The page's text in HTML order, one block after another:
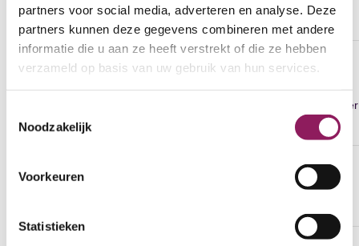
partners voor social media, adverteren en analyse. Deze
partners kunnen deze gegevens combineren met andere
informatie die u aan ze heeft verstrekt of die ze hebben
verzameld op basis van uw gebruik van hun services.
Noodzakelijk
Voorkeuren
Statistieken
parellelweg
in de cramer cramer
20 In de Cramer
Vanuit
bestemmingsverkeer
Beide richtingen